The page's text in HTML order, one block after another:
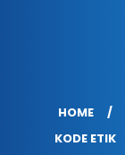
HOME
KODE ETIK